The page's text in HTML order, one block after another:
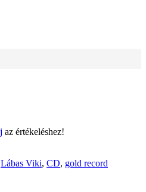
az értékeléshez!
Lábas Viki, CD, gold record